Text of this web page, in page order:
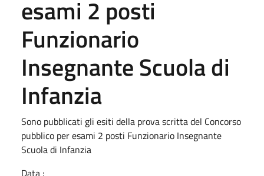
esami 2 posti
Funzionario
Insegnante Scuola di
Infanzia
Sono pubblicati gli esiti della prova scritta del Concorso
pubblico per esami 2 posti Funzionario Insegnante
Scuola di Infanzia
Data :